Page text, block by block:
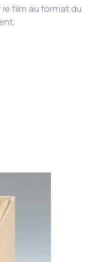
film au format du